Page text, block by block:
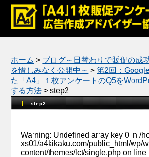
メディア掲載
公式ブログ
ホーム > ブログ～日替わりで販促の成
を惜しみなく公開中～ >第2回：
た「A4」１枚アンケートのQ5を
する方法 >step2
step2
Warning: Undefined array key 0 in/
xs01/a4kikaku.com/public_html/wp/
content/themes/lct/single.php on line